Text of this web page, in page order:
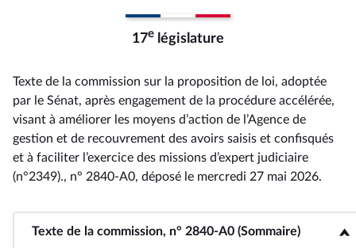
17e législature
Texte de la commission sur la proposition de loi, adoptée
par le Sénat, après engagement de la procédure accélérée,
visant à améliorer les moyens d’action de l’Agence de
gestion et de recouvrement des avoirs saisis et confisqués
et à faciliter l’exercice des missions d’expert judiciaire
(n°2349)., n° 2840-A0, déposé le mercredi 27 mai 2026.
Texte de la commission, n° 2840-A0 (Sommaire)
<b>Texte de la commission, n° 2840-A0 (Sommaire)</b>